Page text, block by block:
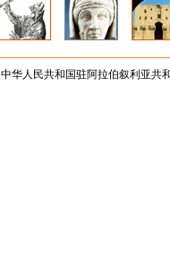
中华人民共和国驻阿拉伯叙利亚共